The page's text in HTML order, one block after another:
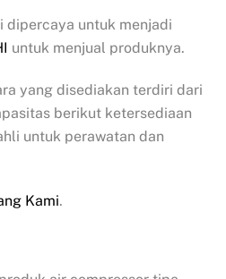
dipercaya untuk menjadi
untuk menjual produknya.
yang disediakan terdiri dari
berikut ketersediaan
untuk perawatan dan
Kami.